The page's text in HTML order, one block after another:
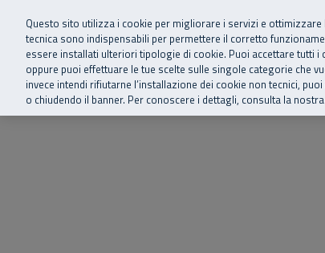
Vai al menu principale
Vai al contenuto principale
Vai al Footer
SuperAbile - il Contact Center Inail per il mondo della
Home Chi siamo Storie,
Questo sito utilizza i cookie per migliorare i servizi e ottimizzare
tecnica sono indispensabili per permettere il corretto
essere installati ulteriori tipologie di cookie. Puoi accettare tutti i
oppure puoi effettuare le tue scelte sulle singole categorie che
invece intendi rifiutarne l’installazione dei cookie non tecnici, puoi
o chiudendo il banner. Per conoscere i dettagli, consulta la nostra